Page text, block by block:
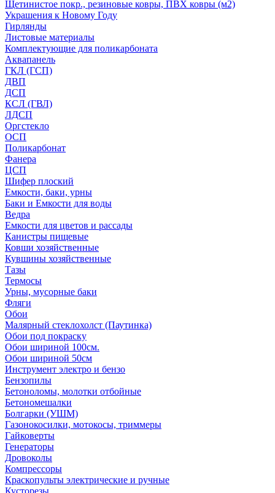
Щетинистое покр., резиновые ковры, ПВХ ковры (м2)
Украшения к Новому Году
Гирлянды
Листовые материалы
Комплектующие для поликарбоната
Аквапанель
ГКЛ (ГСП)
ДВП
ДСП
КСЛ (ГВЛ)
ЛДСП
Оргстекло
ОСП
Поликарбонат
Фанера
ЦСП
Шифер плоский
Емкости, баки, урны
Баки и Емкости для воды
Ведра
Емкости для цветов и рассады
Канистры пищевые
Ковши хозяйственные
Кувшины хозяйственные
Тазы
Термосы
Урны, мусорные баки
Фляги
Обои
Малярный стеклохолст (Паутинка)
Обои под покраску
Обои шириной 100см.
Обои шириной 50см
Инструмент электро и бензо
Бензопилы
Бетоноломы, молотки отбойные
Бетономешалки
Болгарки (УШМ)
Газонокосилки, мотокосы, триммеры
Гайковерты
Генераторы
Дровоколы
Компрессоры
Краскопульты электрические и ручные
Кусторезы